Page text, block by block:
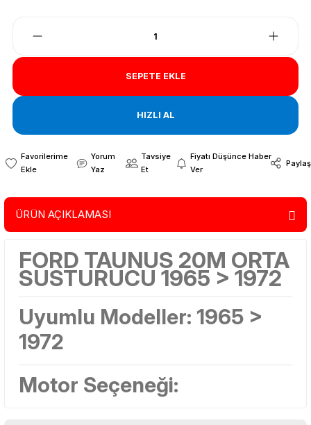
SEPETE EKLE
HIZLI AL
Yorum
Yaz
Tavsiye
Et
Fiyatı Düşünce Haber
Ver
Paylaş
ÜRÜN AÇIKLAMASI
FORD TAUNUS 20M ORTA
SUSTURUCU 1965 > 1972
Uyumlu Modeller: 1965 >
1972
Motor Seçeneği: